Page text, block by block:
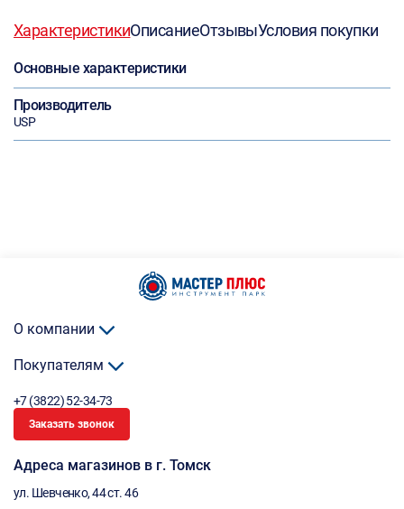
ХарактеристикиОписаниеОтзывыУсловия покупки
Основные характеристики
Производитель
USP
О компании
Покупателям
+7 (3822) 52-34-73
Заказать звонок
Адреса магазинов в г. Томск
ул. Шевченко, 44 ст. 46